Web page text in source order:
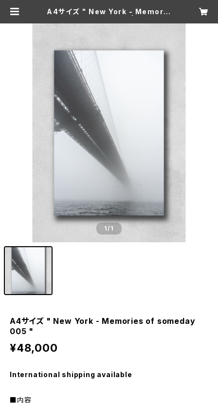
A4サイズ " New York - Memorie
1/1
A4サイズ " New York - Memories of someday
005 "
¥48,000
International shipping available
■内容